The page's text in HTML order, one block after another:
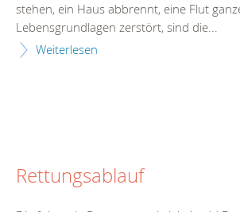
stehen, ein Haus abbrennt, eine Flut
Lebensgrundlagen zerstört, sind die...
Weiterlesen
Rettungsablauf